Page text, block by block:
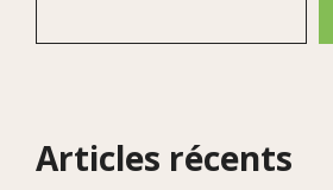
Articles récents